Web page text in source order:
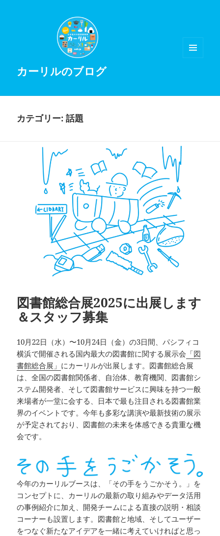
カーリルのブログ
カテゴリー:話題
図書館総合展2025に出展します
＆スタッフ募集
10月22日（水）〜10月24日（金）の3日間、パシフィコ
横浜で開催される国内最大の図書館に関する展示会 「図
書館総合展」 にカーリルが出展します。図書館総合展
は、全国の図書館関係者、自治体、教育機関、図書館シ
ステム開発者、そして図書館サービスに興味を持つ一般
来場者が一堂に会する、日本で最も注目される図書館業
界のイベントです。今年も多彩な講演や最新技術の展示
が予定されており、図書館の未来を体感できる貴重な機
会です。
今年のカーリルブースは、「その手をうごかそう。」を
コンセプトに、カーリルの最新の取り組みやデータ活用
の事例紹介に加え、開発チームによる直接の説明・相談
コーナーも設置します。図書館と地域、そしてユーザー
をつなぐ新たなアイデアを一緒に考えていければと思っ